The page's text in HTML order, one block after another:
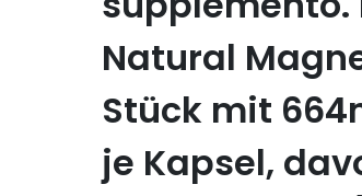
Natural
Stück mit
je Kapsel,